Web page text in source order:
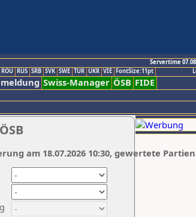
Servertime
ROU RUS SRB SVK SWE TUR UKR VIE FontSize:11pt
Swiss-Manager ÖSB FIDE
am 18.07.2026 10:30, gewertete